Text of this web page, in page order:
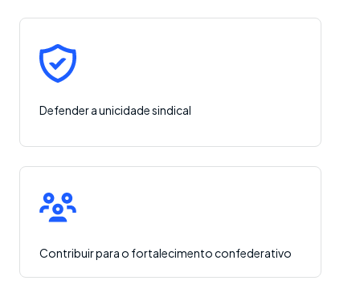
Defender a unicidade sindical
Contribuir para o fortalecimento confederativo